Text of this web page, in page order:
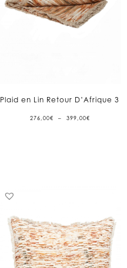
Plaid en Lin Retour D’Afrique 3
276,00€ – 399,00€PLAGE
DE